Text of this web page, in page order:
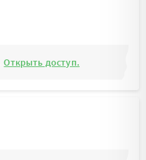
Открыть доступ.